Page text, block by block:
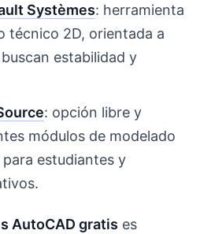
Systèmes: herramienta
técnico 2D, orientada a
estabilidad y
: opción libre y
módulos de modelado
estudiantes y
AutoCAD gratis es